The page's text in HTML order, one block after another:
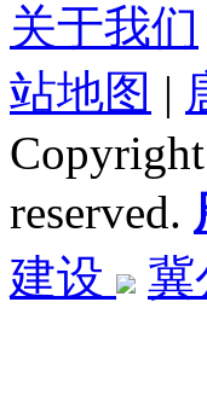
关于我们
站地图 |
Copyright
reserved.
建设
冀